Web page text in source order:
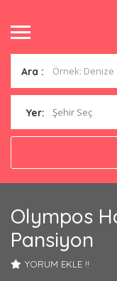
Ara :
Yer: Şehir Seç
Olympos
Pansiyon
YORUM EKLE !!